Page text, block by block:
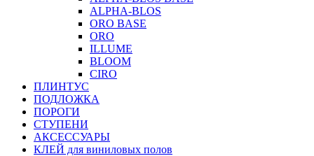
ALPHA-BLOS
ORO BASE
ORO
ILLUME
BLOOM
CIRO
ПЛИНТУС
ПОДЛОЖКА
ПОРОГИ
СТУПЕНИ
АКСЕССУАРЫ
КЛЕЙ для виниловых полов